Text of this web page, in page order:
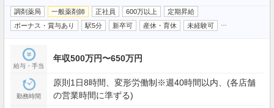
調剤薬局 一般薬剤師 正社員 600万以上
定期昇給
ボーナス・賞与あり
駅5分 新卒可 産休・育休 未経験可
給与・手当
年収500万円〜650万円
勤務時間
原則1日8時間、変形労働制※週40時間以内、(各店舗
の営業時間に準ずる)